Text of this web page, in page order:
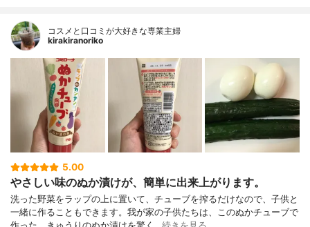
コスメと口コミが大好きな専業主婦
kirakiranoriko
5.00
やさしい味のぬか漬けが、簡単に出来上がります。
洗った野菜をラップの上に置いて、チューブを搾るだけなので、子供と
一緒に作ることもできます。我が家の子供たちは、このぬかチューブで